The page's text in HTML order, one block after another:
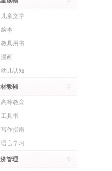
儿童文学
绘本
教具用书
漫画
幼儿认知
教辅
高等教育
工具书
写作指南
语言学习
管理